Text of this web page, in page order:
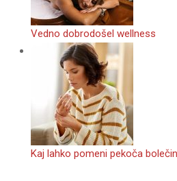
Vedno dobrodošel wellness
Kaj lahko pomeni pekoča